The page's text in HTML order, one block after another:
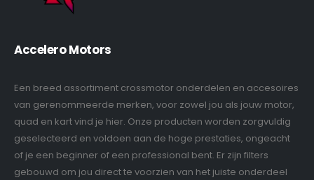
Accelero Motors
Een breed assortiment crossmotor onderdelen en accesoires
van gerenommeerde merken, voor zowel jou als jouw motor,
quad en kart vind je hier. Onze producten worden zorgvuldig
geselecteerd en voldoen aan de hoge prestaties, ongeacht
of je een beginner of een professional bent. Er zijn filters
gebouwd om jou direct te voorzien van het juiste onderdeel